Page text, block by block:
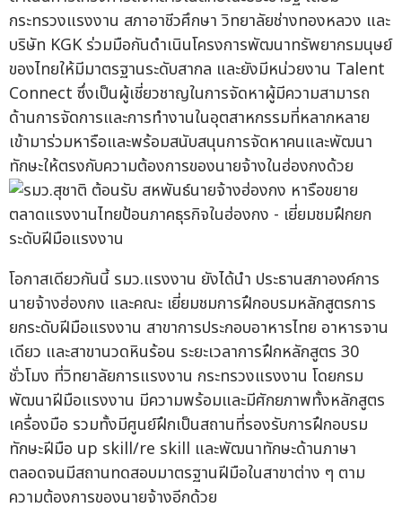
กระทรวงแรงงาน สภาอาชีวศึกษา วิทยาลัยช่างทองหลวง และ
บริษัท KGK ร่วมมือกันดำเนินโครงการพัฒนาทรัพยากรมนุษย์
ของไทยให้มีมาตรฐานระดับสากล และยังมีหน่วยงาน Talent
Connect ซึ่งเป็นผู้เชี่ยวชาญในการจัดหาผู้มีความสามารถ
ด้านการจัดการและการทำงานในอุตสาหกรรมที่หลากหลาย
เข้ามาร่วมหารือและพร้อมสนับสนุนการจัดหาคนและพัฒนา
ทักษะให้ตรงกับความต้องการของนายจ้างในฮ่องกงด้วย
โอกาสเดียวกันนี้ รมว.แรงงาน ยังได้นำ ประธานสภาองค์การ
นายจ้างฮ่องกง และคณะ เยี่ยมชมการฝึกอบรมหลักสูตรการ
ยกระดับฝีมือแรงงาน สาขาการประกอบอาหารไทย อาหารจาน
เดียว และสาขานวดหินร้อน ระยะเวลาการฝึกหลักสูตร 30
ชั่วโมง ที่วิทยาลัยการแรงงาน กระทรวงแรงงาน โดยกรม
พัฒนาฝีมือแรงงาน มีความพร้อมและมีศักยภาพทั้งหลักสูตร
เครื่องมือ รวมทั้งมีศูนย์ฝึกเป็นสถานที่รองรับการฝึกอบรม
ทักษะฝีมือ up skill/re skill และพัฒนาทักษะด้านภาษา
ตลอดจนมีสถานทดสอบมาตรฐานฝีมือในสาขาต่าง ๆ ตาม
ความต้องการของนายจ้างอีกด้วย